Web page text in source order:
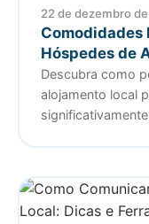
22 de dezembro
Comodidades
Hóspedes de
Descubra como
alojamento local